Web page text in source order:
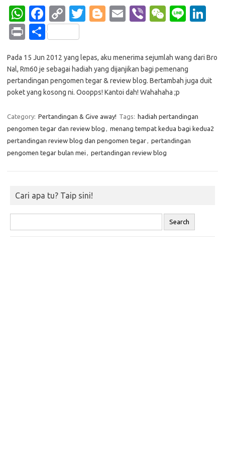
W
h
at
s
A
p
Fa
c
e
b
o
o
k
C
o
p
y
Li
n
T
te
r
Bl
g
er
E
Vi
W
h
at
Li
e
dI
Pr
t
S
ar
e
Pada 15 Jun 2012 yang lepas, aku menerima sejumlah wang dari Bro
Nal, Rm60 je sebagai hadiah yang dijanjikan bagi pemenang
pertandingan pengomen tegar & review blog. Bertambah juga duit
poket yang kosong ni. Ooopps! Kantoi dah! Wahahaha ;p
Category: Pertandingan & Give away! Tags: hadiah pertandingan
pengomen tegar dan review blog , menang tempat kedua bagi kedua2
pertandingan review blog dan pengomen tegar, pertandingan
pengomen tegar bulan mei , pertandingan review blog
Cari apa tu? Taip sini!